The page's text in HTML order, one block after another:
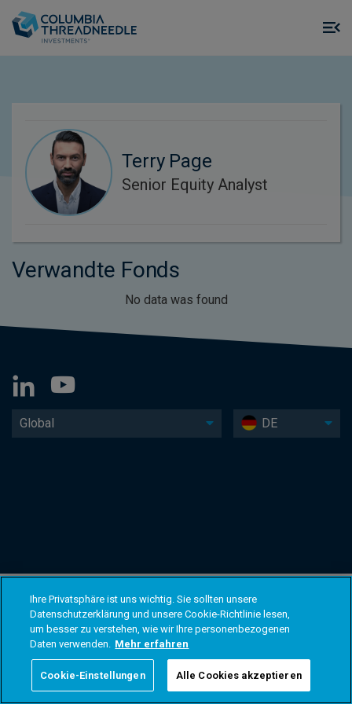
Terry Page
Senior Equity Analyst
Verwandte Fonds
No data was found
Global DE
Ihre Privatsphäre ist uns wichtig. Sie sollten unsere
Datenschutzerklärung und unsere Cookie-Richtlinie lesen,
um besser zu verstehen, wie wir Ihre personenbezogenen
Daten verwenden. Mehr erfahren
Cookie-Einstellungen Alle Cookies akzeptieren